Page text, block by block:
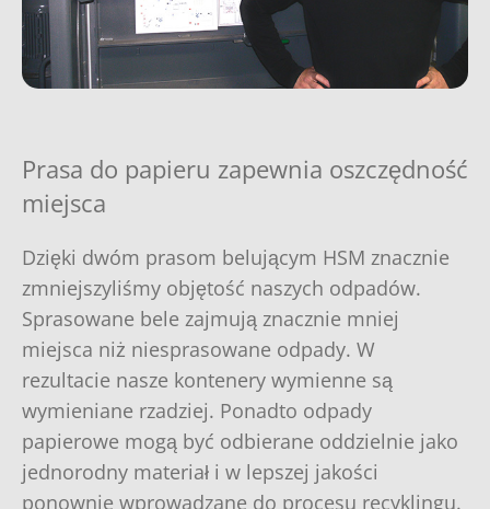
Prasa do papieru zapewnia oszczędność
miejsca
Dzięki dwóm prasom belującym HSM znacznie
zmniejszyliśmy objętość naszych odpadów.
Sprasowane bele zajmują znacznie mniej
miejsca niż niesprasowane odpady. W
rezultacie nasze kontenery wymienne są
wymieniane rzadziej. Ponadto odpady
papierowe mogą być odbierane oddzielnie jako
jednorodny materiał i w lepszej jakości
ponownie wprowadzane do procesu recyklingu.